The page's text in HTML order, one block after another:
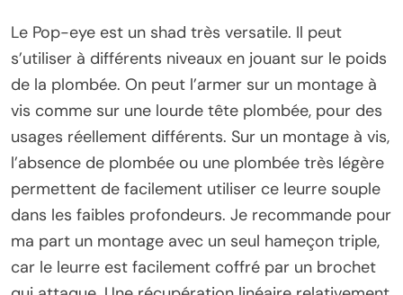
Le Pop-eye est un shad très versatile. Il peut
s’utiliser à différents niveaux en jouant sur le poids
de la plombée. On peut l’armer sur un montage à
vis comme sur une lourde tête plombée, pour des
usages réellement différents. Sur un montage à vis,
l’absence de plombée ou une plombée très légère
permettent de facilement utiliser ce leurre souple
dans les faibles profondeurs. Je recommande pour
ma part un montage avec un seul hameçon triple,
car le leurre est facilement coffré par un brochet